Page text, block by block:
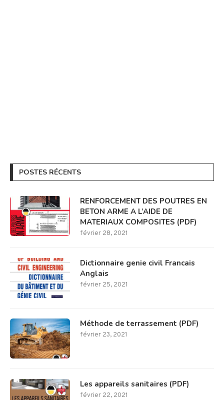
POSTES RÉCENTS
RENFORCEMENT DES POUTRES EN
BETON ARME A L’AIDE DE
MATERIAUX COMPOSITES (PDF)
février 28, 2021
Dictionnaire genie civil Francais
Anglais
février 25, 2021
Méthode de terrassement (PDF)
février 23, 2021
Les appareils sanitaires (PDF)
février 22, 2021